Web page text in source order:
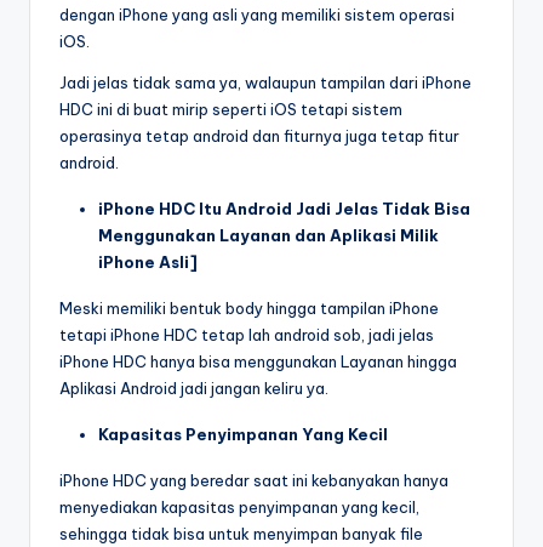
dengan iPhone yang asli yang memiliki sistem operasi
iOS.
Jadi jelas tidak sama ya, walaupun tampilan dari iPhone
HDC ini di buat mirip seperti iOS tetapi sistem
operasinya tetap android dan fiturnya juga tetap fitur
android.
iPhone HDC Itu Android Jadi Jelas Tidak Bisa
Menggunakan Layanan dan Aplikasi Milik
iPhone Asli]
Meski memiliki bentuk body hingga tampilan iPhone
tetapi iPhone HDC tetap lah android sob, jadi jelas
iPhone HDC hanya bisa menggunakan Layanan hingga
Aplikasi Android jadi jangan keliru ya.
Kapasitas Penyimpanan Yang Kecil
iPhone HDC yang beredar saat ini kebanyakan hanya
menyediakan kapasitas penyimpanan yang kecil,
sehingga tidak bisa untuk menyimpan banyak file